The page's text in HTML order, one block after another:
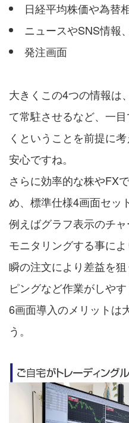
日経平均株価や為替
ニュースやSNS情報
発注画面
大きくこの4つの情報は
て常駐させるなど、一
くということを前提に
安心ですね。
さらに効率的な株やFX
め、標準仕様4画面セッ
例えばグラフ表示のチ
モニタリングする事に
瞬の注文により差益を
ピングなど作業がしやす
6画面導入のメリットは
う。